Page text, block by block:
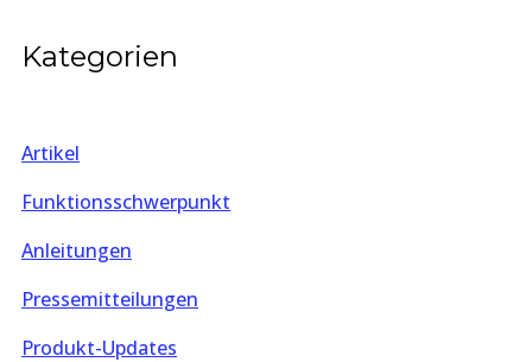
Kategorien
Artikel
Funktionsschwerpunkt
Anleitungen
Pressemitteilungen
Produkt-Updates